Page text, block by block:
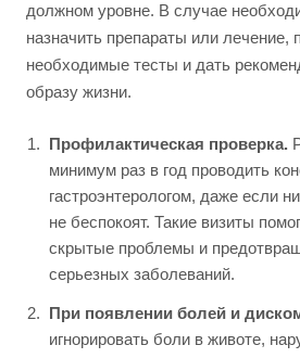
должном уровне. В случае
назначить препараты или лечение,
необходимые тесты и дать
образу жизни.
Профилактическая проверка.
минимум раз в год проводить
гастроэнтерологом, даже если
не беспокоят. Такие визиты
скрытые проблемы и
серьезных заболеваний.
При появлении болей и
игнорировать боли в животе,